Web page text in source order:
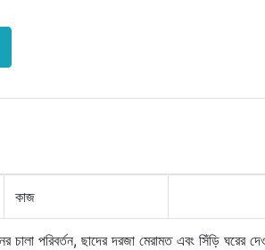
কাজ
চালা পরিবর্তন, ছাদের দরজা মেরামত এবং সিঁড়ি ঘরের